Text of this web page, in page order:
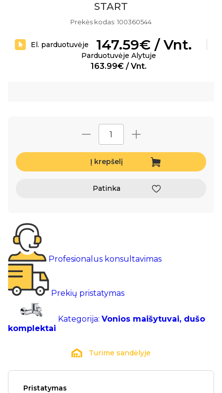
START
Prekės kodas: 100360544
El. parduotuvėje 147.59€ / Vnt.
Parduotuvėje Alytuje
163.99€ / Vnt.
Į krepšelį
Patinka
Profesionalus konsultavimas
Prekių pristatymas
Kategorija: Vonios maišytuvai, dušo
komplektai
Turime sandėlyje
Pristatymas